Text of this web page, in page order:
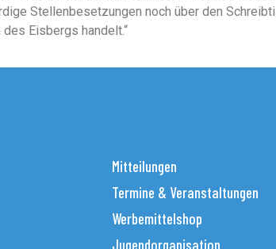
Stellenbesetzungen noch über den
Eisbergs handelt.“
Mitteilungen
Termine & Veranstaltungen
Werbemittelshop
Jugendorganisation